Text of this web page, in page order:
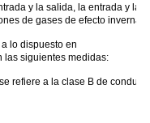
y la salida, la entrada y la
de gases de efecto
lo dispuesto en
las siguientes medidas:
refiere a la clase B de